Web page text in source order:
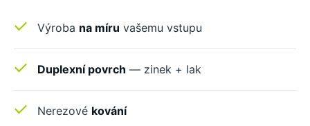
Výroba na míru vašemu vstupu
Duplexní povrch — zinek + lak
Nerezové kování